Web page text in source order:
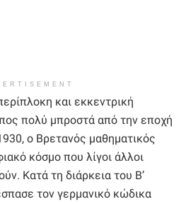
και εκκεντρική
πολύ μπροστά από την εποχή
ο Βρετανός μαθηματικός
κόσμο που λίγοι άλλοι
Κατά τη διάρκεια του Β’
τον γερμανικό κώδικα